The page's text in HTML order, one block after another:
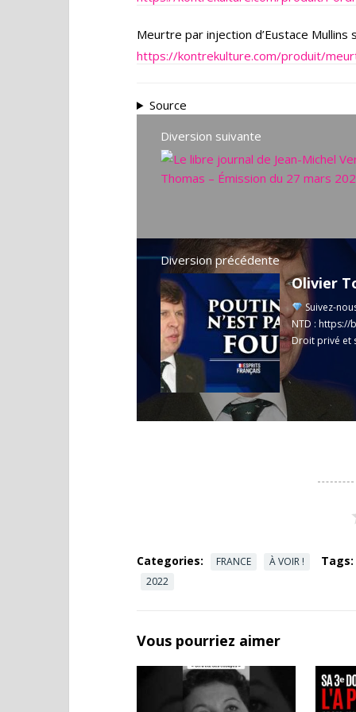
Meurtre par injection d’Eustace Mullins
https://kontrekulture.com/produit/
Source
Diversion suivante
Diversion précédente
Olivier
Suivez-
NTD : https://
Droit privé et
Categories: FRANCE À VOIR ! Tags:
2022
Vous pourriez aimer